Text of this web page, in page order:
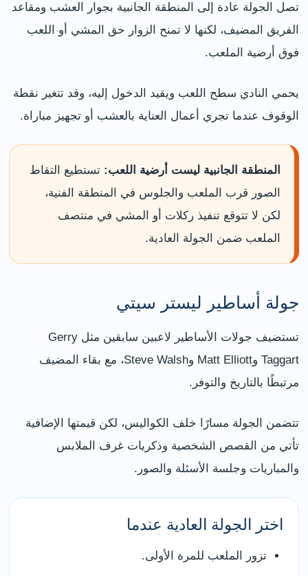
تصل الجولة عادة إلى المنطقة الجانبية بجوار العشب ومقاعد
الفريق المضيف، لكنها لا تمنح الزوار حق المشي أو اللعب
فوق أرضية الملعب.
يحمي النادي سطح اللعب ويقيد الدخول إليه، وقد تتغير نقطة
الوقوف عندما تجري أعمال العناية بالعشب أو تجهيز مباراة.
المنطقة الجانبية ليست أرضية اللعب: تستطيع التقاط
الصور قرب الملعب والجلوس في المنطقة الفنية،
لكن لا تتوقع تنفيذ ركلات أو المشي في منتصف
الملعب ضمن الجولة العادية.
جولة أساطير ليستر سيتي
تستضيف جولات الأساطير لاعبين سابقين مثل Gerry
Taggart وMatt Elliott وSteve Walsh، مع بقاء المضيف
مرتبطًا بالتاريخ والتوفر.
تتضمن الجولة مسارًا خلف الكواليس، لكن قيمتها الإضافية
تأتي من القصص الشخصية وذكريات غرف الملابس
والمباريات وجلسة الأسئلة والصور.
اختر الجولة العادية عندما
تزور الملعب للمرة الأولى.